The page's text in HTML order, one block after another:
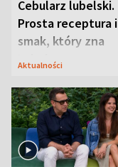
Cebularz lubelski.
Prosta receptura i
smak, który zna
Lubelszczyzna
Aktualności